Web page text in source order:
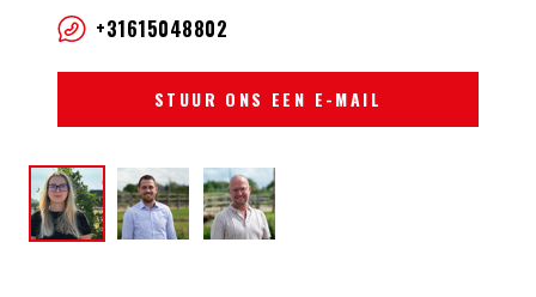
+31615048802
STUUR ONS EEN E-MAIL